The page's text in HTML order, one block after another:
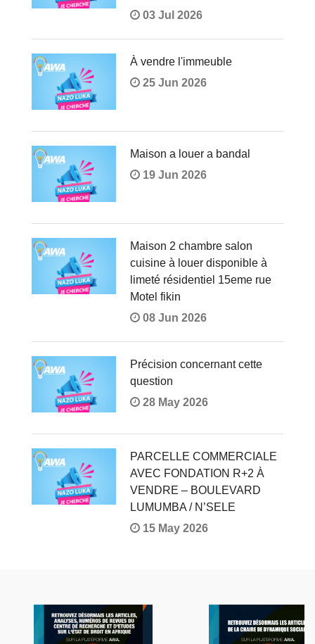
03 Jul 2026
À vendre l'immeuble
25 Jun 2026
Maison a louer a bandal
19 Jun 2026
Maison 2 chambre salon
cuisine à louer disponible à
limeté résidentiel 15eme rue
Motel fikin
08 Jun 2026
Précision concernant cette
question
28 May 2026
PARCELLE COMMERCIALE
AVEC FONDATION R+2 À
VENDRE – BOULEVARD
LUMUMBA / N’SELE
15 May 2026